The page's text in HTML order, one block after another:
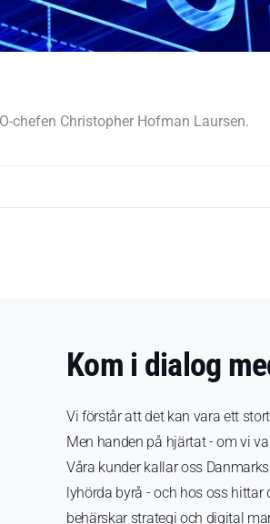
chefen Christopher Hofman Laursen.
Kom i dialog
Vi förstår att det kan vara ett
Men handen på hjärtat - om vi
Våra kunder kallar oss
lyhörda byrå - och hos oss hittar
behärskar strategi och digital